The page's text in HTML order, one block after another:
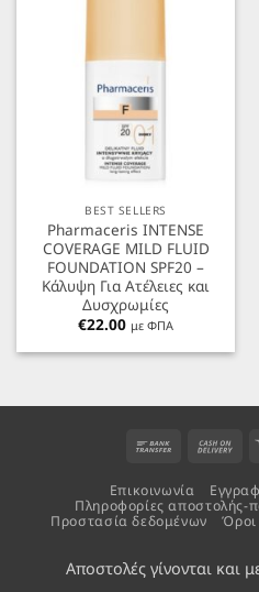
BEST SELLERS
Pharmaceris INTENSE
COVERAGE MILD FLUID
FOUNDATION SPF20 –
Κάλυψη Για Aτέλειες και
Δυσχρωμίες
€22.00 με ΦΠΑ
Bank
Επικοινωνία
Πληροφορίες αποστολής-
Προστασία δεδομένων
Όροι
Αποστολές γίνονται και